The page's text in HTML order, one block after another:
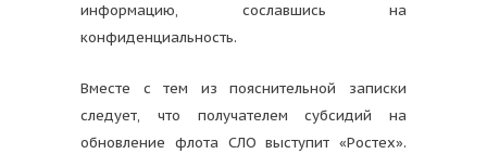
информацию, сославшись на
конфиденциальность.
Вместе с тем из пояснительной записки
следует, что получателем субсидий на
обновление флота СЛО выступит «Ростех».